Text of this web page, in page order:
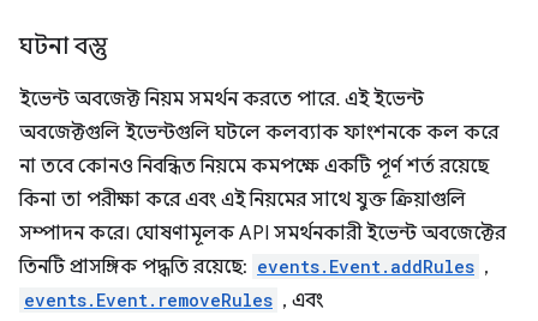
ঘটনা বস্তু
ইভেন্ট অবজেক্ট নিয়ম সমর্থন করতে পারে. এই ইভেন্ট
অবজেক্টগুলি ইভেন্টগুলি ঘটলে কলব্যাক ফাংশনকে কল করে
না তবে কোনও নিবন্ধিত নিয়মে কমপক্ষে একটি পূর্ণ শর্ত রয়েছে
কিনা তা পরীক্ষা করে এবং এই নিয়মের সাথে যুক্ত ক্রিয়াগুলি
সম্পাদন করে। ঘোষণামূলক API সমর্থনকারী ইভেন্ট অবজেক্টের
তিনটি প্রাসঙ্গিক পদ্ধতি রয়েছে: events.Event.addRules ,
events.Event.removeRules , এবং